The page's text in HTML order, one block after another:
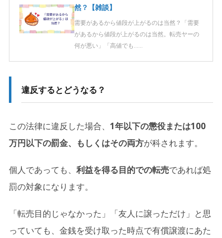
然？【雑談】
需要があるから値段が上がるのは当然？「需要
があるから値段が上がるのは当然。転売ヤーの
何が悪い」「高値でも……
違反するとどうなる？
この法律に違反した場合、 1年以下の懲役または100
万円以下の罰金、もしくはその両方が科されます。
個人であっても、 利益を得る目的での転売であれば処
罰の対象になります。
「転売目的じゃなかった」「友人に譲っただけ」と思
っていても、金銭を受け取った時点で有償譲渡にあた